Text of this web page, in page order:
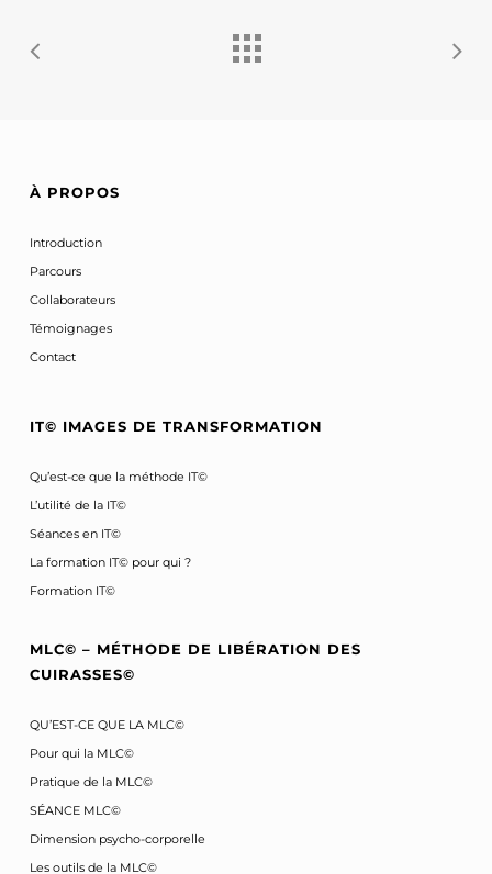
À PROPOS
Introduction
Parcours
Collaborateurs
Témoignages
Contact
IT© IMAGES DE TRANSFORMATION
Qu’est-ce que la méthode IT©
L’utilité de la IT©
Séances en IT©
La formation IT© pour qui ?
Formation IT©
MLC© – MÉTHODE DE LIBÉRATION DES
CUIRASSES©
QU’EST-CE QUE LA MLC©
Pour qui la MLC©
Pratique de la MLC©
SÉANCE MLC©
Dimension psycho-corporelle
Les outils de la MLC©